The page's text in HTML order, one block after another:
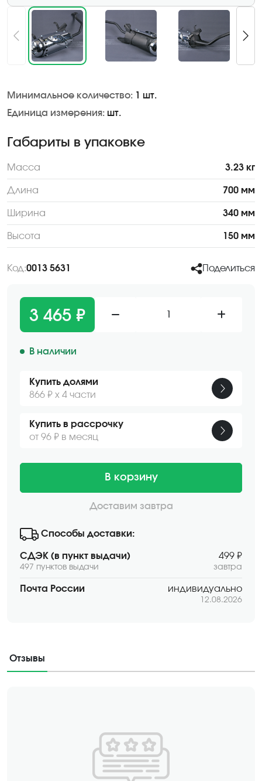
Минимальное количество: 1 шт.
Единица измерения: шт.
Габариты в упаковке
Масса 3.23 кг
Длина 700 мм
Ширина 340 мм
Высота 150 мм
Код:0013 5631 Поделиться
3 465 ₽
В наличии
Купить долями
866 ₽ х 4 части
Купить в рассрочку
от 96 ₽ в месяц
В корзину
Доставим завтра
Способы доставки:
СДЭК (в пункт выдачи)
497 пунктов выдачи
499 ₽
завтра
Почта России индивидуально
12.08.2026
Отзывы